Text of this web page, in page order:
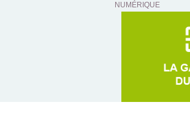
NUMÉRIQUE